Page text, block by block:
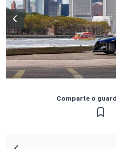
Comparte o